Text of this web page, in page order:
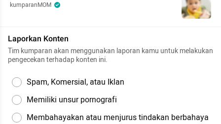
kumparanMOM
Laporkan Konten
Tim kumparan akan menggunakan laporan kamu untuk melakukan
pengecekan terhadap konten ini.
Spam, Komersial, atau Iklan
Memiliki unsur pornografi
Membahayakan atau menjurus tindakan berbahaya